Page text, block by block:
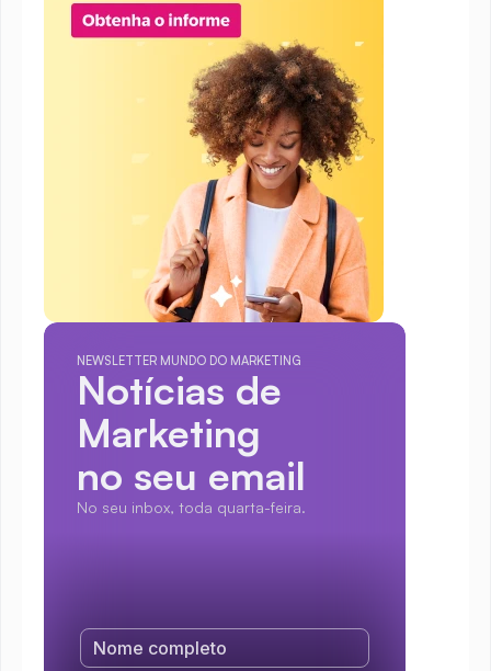
NEWSLETTER MUNDO DO MARKETING
Notícias de
Marketing
no seu email
No seu inbox, toda quarta-feira.